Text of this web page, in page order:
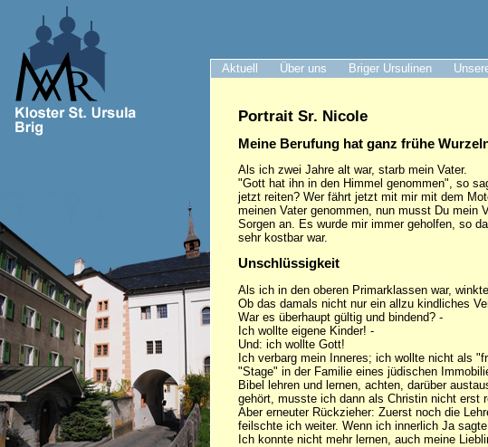
Aktuell Über uns Briger Ursulinen
Portrait Sr. Nicole
Meine Berufung hat ganz frühe
Als ich zwei Jahre alt war, starb mein Vater.
"Gott hat ihn in den Himmel genommen", so
jetzt reiten? Wer fährt jetzt mit mir mit dem
meinen Vater genommen, nun musst Du mein
Sorgen an. Es wurde mir immer geholfen, so
sehr kostbar war.
Unschlüssigkeit
Als ich in den oberen Primarklassen war,
Ob das damals nicht nur ein allzu kindliches
War es überhaupt gültig und bindend? -
Ich wollte eigene Kinder! -
Und: ich wollte Gott!
Ich verbarg mein Inneres; ich wollte nicht als
"Stage" in der Familie eines jüdischen
Bibel lehren und lernen, achten, darüber
gehört, musste ich dann als Christin nicht erst
Aber erneuter Rückzieher: Zuerst noch die
feilschte ich weiter. Wenn ich innerlich Ja
Ich konnte nicht mehr lernen, auch meine